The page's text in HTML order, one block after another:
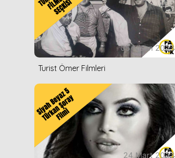
05 Nisan 2023
Turist Ömer Filmleri
24 Mart 2023